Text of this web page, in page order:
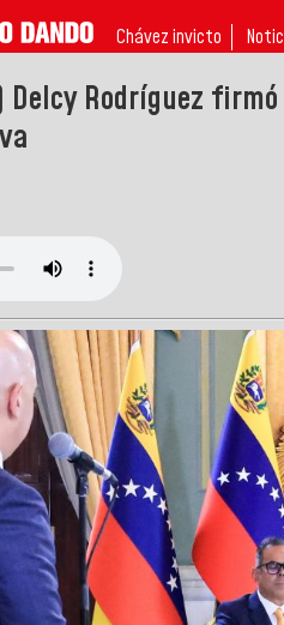
Chávez invicto
Rodríguez